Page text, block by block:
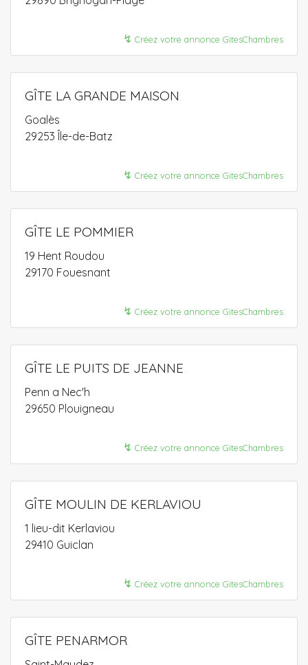
↯ Créez votre annonce GitesChambres
GÎTE LA GRANDE MAISON
Goalès
29253 Île-de-Batz
↯ Créez votre annonce GitesChambres
GÎTE LE POMMIER
19 Hent Roudou
29170 Fouesnant
↯ Créez votre annonce GitesChambres
GÎTE LE PUITS DE JEANNE
Penn a Nec'h
29650 Plouigneau
↯ Créez votre annonce GitesChambres
GÎTE MOULIN DE KERLAVIOU
1 lieu-dit Kerlaviou
29410 Guiclan
↯ Créez votre annonce GitesChambres
GÎTE PENARMOR